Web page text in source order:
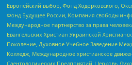
Европейский выбор, Фонд Ходорковского,
Фонд Будущее России, Компания свободы
Международное партнерство за права
Евангельских Христиан Украинской
Поколение, Духовное Учебное Заведение
Колледж, Международное христианское
Саентологических Предприятий, Церковь